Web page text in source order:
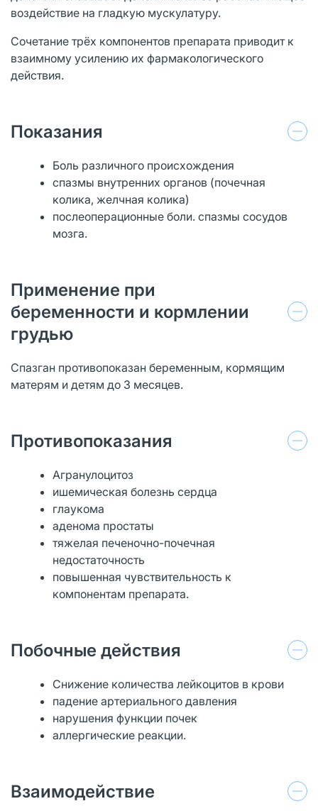
воздействие на гладкую мускулатуру.
Сочетание трёх компонентов препарата приводит к
взаимному усилению их фармакологического
действия.
Показания
Боль различного происхождения
спазмы внутренних органов (почечная
колика, желчная колика)
послеоперационные боли. спазмы сосудов
мозга.
Применение при
беременности и кормлении
грудью
Спазган противопоказан беременным, кормящим
матерям и детям до 3 месяцев.
Противопоказания
Агранулоцитоз
ишемическая болезнь сердца
глаукома
аденома простаты
тяжелая печеночно-почечная
недостаточность
повышенная чувствительность к
компонентам препарата.
Побочные действия
Снижение количества лейкоцитов в крови
падение артериального давления
нарушения функции почек
аллергические реакции.
Взаимодействие